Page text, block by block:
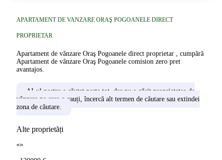
APARTAMENT DE VANZARE ORAŞ POGOANELE DIRECT
PROPRIETAR
Apartament de vânzare Oraş Pogoanele direct proprietar , cumpără
Apartament de vânzare Oraş Pogoanele comision zero pret
avantajos.
AI-ul nostru a căutat peste tot, dar nu a găsit proprietatea de
vânzare pe care o cauți, încercă alt termen de căutare sau extindei
zona de căutare.
Alte proprietăți
«»